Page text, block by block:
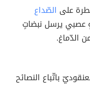
على الصّداع
عصبي يرسل نبضاتٍ
الدّماغ.
باتّباع النصائح